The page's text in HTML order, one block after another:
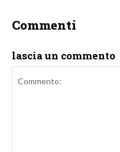
Commenti
lascia un commento